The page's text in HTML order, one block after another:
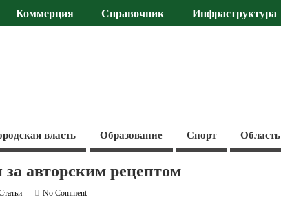
Коммерция Справочник Инфраструктура
власть Образование Спорт Область
авторским рецептом
No Comment